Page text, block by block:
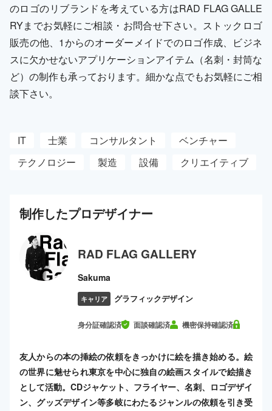
のロゴのリブランドを考えている方はRAD FLAG GALLE
RYまでお気軽にご相談・お問合せ下さい。ストックロゴ
販売の他、1からのオーダーメイドでのロゴ作成、ビジネ
スに欠かせないアプリケーションアイテム（名刺・封筒な
ど）の制作も承っております。細かな点でもお気軽にご相
談下さい。
IT 士業 コンサルタント
ベンチャー
テクノロジー
製造 設備 クリエイティブ
制作したプロデザイナー
RAD FLAG GALLERY
Sakuma
キャリア グラフィックデザイン
身分証確認済 面談確認済 機密保持確認済
友人からの本の挿絵の依頼をきっかけに絵を描き始める。絵
の世界に魅せられ東京を中心に独自の絵画スタイルで絵描き
として活動。CDジャケット、フライヤー、名刺、ロゴデザイ
ン、グッズデザイン等多岐にわたるジャンルの依頼を引き受